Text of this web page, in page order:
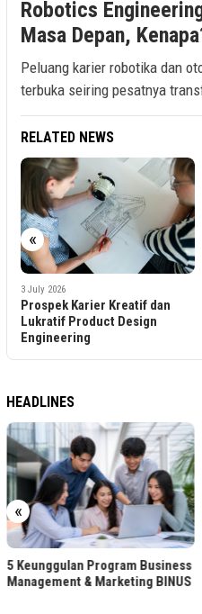
Robotics
Masa Depan,
Peluang karier robotika dan
terbuka seiring pesatnya
RELATED NEWS
«
3 July 2026
Prospek Karier Kreatif dan
Lukratif Product Design
Engineering
HEADLINES
«
5 Keunggulan Program Business
Management & Marketing BINUS